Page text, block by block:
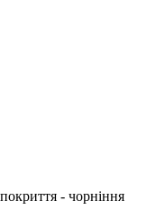
- чорніння